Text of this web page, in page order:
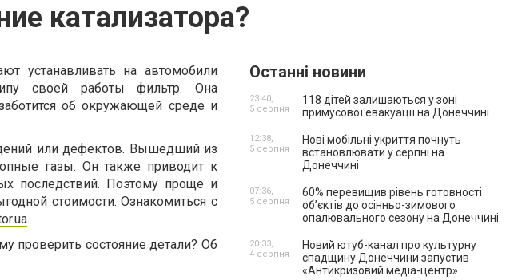
катализатора?
устанавливать на автомобили
своей работы фильтр. Она
об окружающей среде и
или дефектов. Вышедший из
газы. Он также приводит к
последствий. Поэтому проще и
стоимости. Ознакомиться с
.
проверить состояние детали? Об
Останні новини
118 дітей залишаються у зоні
примусової евакуації на Донеччині
23:40,
5 серпня
Нові мобільні укриття почнуть
встановлювати у серпні на
Донеччині
12:38,
5 серпня
60% перевищив рівень готовності
об’єктів до осінньо-зимового
опалювального сезону на Донеччині
07:36,
5 серпня
Новий ютуб-канал про культурну
спадщину Донеччини запустив
«Антикризовий медіа-центр»
20:33,
4 серпня